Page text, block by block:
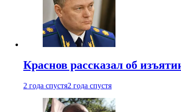
Краснов рассказал об
2 года спустя2 года спустя